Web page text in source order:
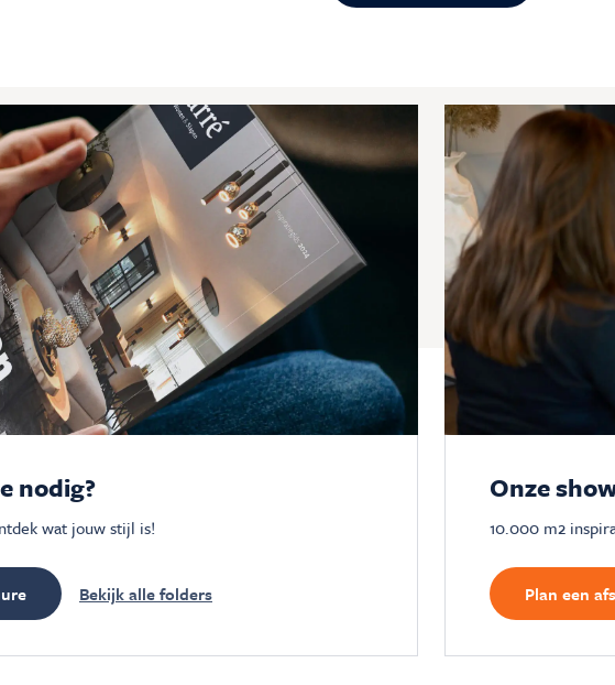
nodig?
wat jouw stijl is!
Bekijk alle folders
Onze
10.000 m2
Plan een